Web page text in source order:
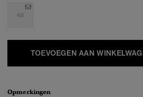
48
TOEVOEGEN AAN
Opmerkingen